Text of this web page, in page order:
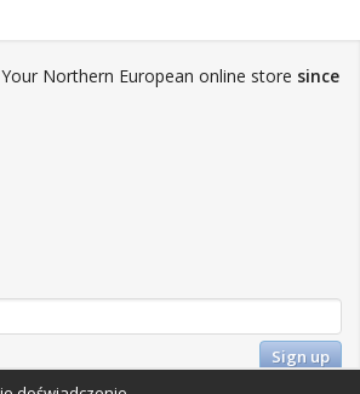
Northern European online store since
Sign up